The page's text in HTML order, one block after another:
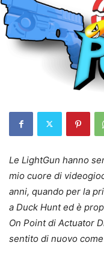
Le LightGun hanno
mio cuore di
anni, quando per la
a Duck Hunt ed è
On Point di Actuator
sentito di nuovo